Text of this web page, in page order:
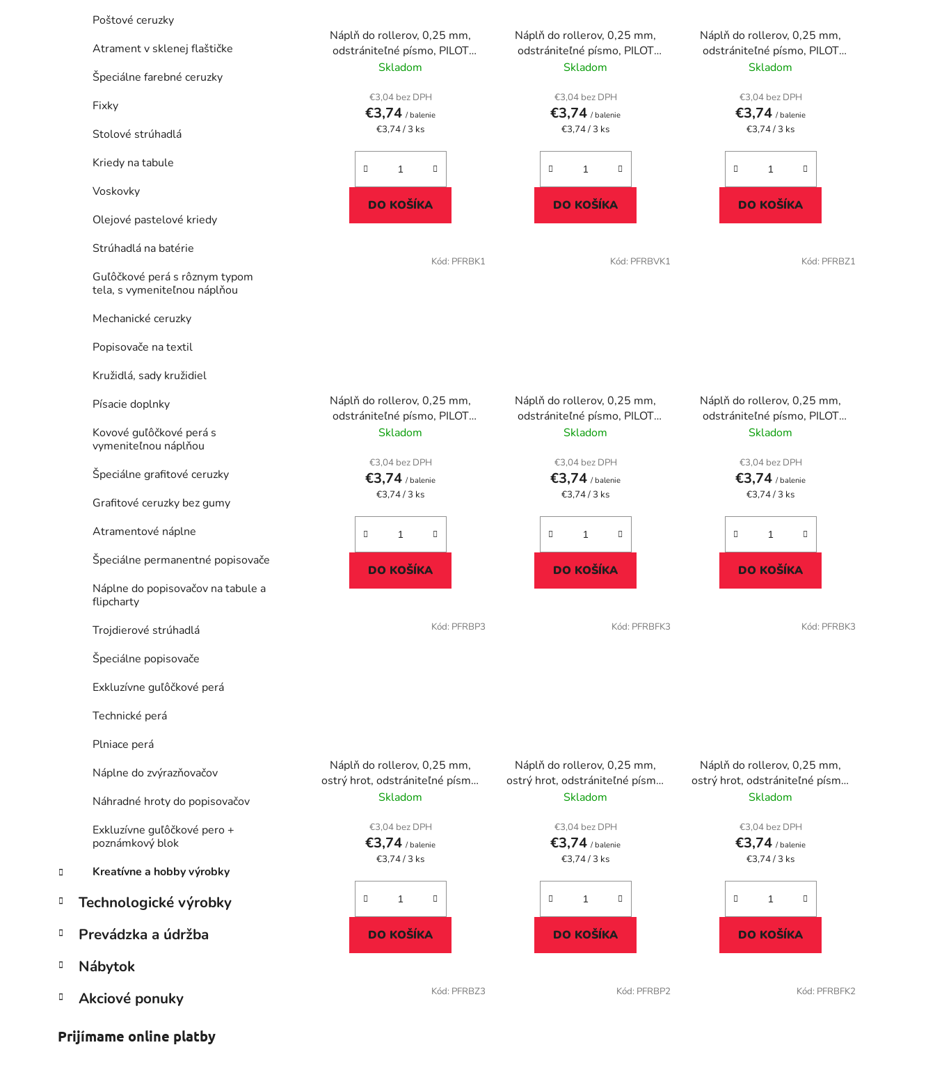
Poštové ceruzky
Atrament v sklenej flaštičke
Špeciálne farebné ceruzky
Fixky
Stolové strúhadlá
Kriedy na tabule
Voskovky
Olejové pastelové kriedy
Strúhadlá na batérie
Guľôčkové perá s rôznym typom
tela, s vymeniteľnou náplňou
Mechanické ceruzky
Popisovače na textil
Kružidlá, sady kružidiel
Písacie doplnky
Kovové guľôčkové perá s
vymeniteľnou náplňou
Špeciálne grafitové ceruzky
Grafitové ceruzky bez gumy
Atramentové náplne
Špeciálne permanentné popisovače
Náplne do popisovačov na tabule a
flipcharty
Trojdierové strúhadlá
Špeciálne popisovače
Exkluzívne guľôčkové perá
Technické perá
Plniace perá
Náplne do zvýrazňovačov
Náhradné hroty do popisovačov
Exkluzívne guľôčkové pero +
poznámkový blok
Kreatívne a hobby výrobky
Technologické výrobky
Prevádzka a údržba
Nábytok
Akciové ponuky
Prijímame online platby
Náplň do rollerov, 0,25 mm,
odstrániteľné písmo, PILOT
"Frixion Clicker/Ball" 05,
Skladom
€3,04 bez DPH
€3,74/ balenie
Jednotková
€3,74 / 3 ks
DO KOŠÍKA
Náplň do rollerov, 0,25 mm,
odstrániteľné písmo, PILOT
"Frixion Clicker/Ball" 05, čierna
Skladom
€3,04 bez DPH
€3,74/ balenie
Jednotková
€3,74 / 3 ks
DO KOŠÍKA
Náplň do rollerov, 0,25 mm,
odstrániteľné písmo, PILOT
"Frixion Clicker/Ball" 05, fialová
Skladom
€3,04 bez DPH
€3,74/ balenie
Jednotková
€3,74 / 3 ks
DO KOŠÍKA
Náplň do rollerov, 0,25 mm,
odstrániteľné písmo, PILOT
"Frixion Clicker/Ball" 05, modrá
Skladom
€3,04 bez DPH
€3,74/ balenie
Jednotková
€3,74 / 3 ks
DO KOŠÍKA
Kód: PFRBK1
Náplň do rollerov, 0,25 mm,
odstrániteľné písmo, PILOT
"Frixion Clicker/Ball" 05,
Skladom
€3,04 bez DPH
€3,74/ balenie
Jednotková
€3,74 / 3 ks
DO KOŠÍKA
Kód: PFRBVK1
Náplň do rollerov, 0,25 mm,
odstrániteľné písmo, PILOT
"Frixion Clicker/Ball" 05, zelená
Skladom
€3,04 bez DPH
€3,74/ balenie
Jednotková
€3,74 / 3 ks
DO KOŠÍKA
Kód: PFRBZ1
Náplň do rollerov, 0,25 mm,
ostrý hrot, odstrániteľné písmo,
PILOT "Frixion Point", červená
Skladom
€3,04 bez DPH
€3,74/ balenie
Jednotková
€3,74 / 3 ks
DO KOŠÍKA
Kód: PFRBP3
Náplň do rollerov, 0,25 mm,
ostrý hrot, odstrániteľné písmo,
PILOT "Frixion Point", čierna
Skladom
€3,04 bez DPH
€3,74/ balenie
Jednotková
€3,74 / 3 ks
DO KOŠÍKA
Kód: PFRBFK3
Náplň do rollerov, 0,25 mm,
ostrý hrot, odstrániteľné písmo,
PILOT "Frixion Point", modrá
Skladom
€3,04 bez DPH
€3,74/ balenie
Jednotková
€3,74 / 3 ks
DO KOŠÍKA
Kód: PFRBK3
Kód: PFRBZ3 Kód: PFRBP2 Kód: PFRBFK2